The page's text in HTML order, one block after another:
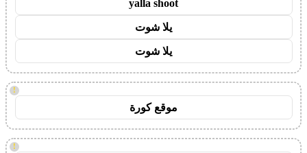
yalla shoot
يلا شوت
يلا شوت
!
موقع كورة
!